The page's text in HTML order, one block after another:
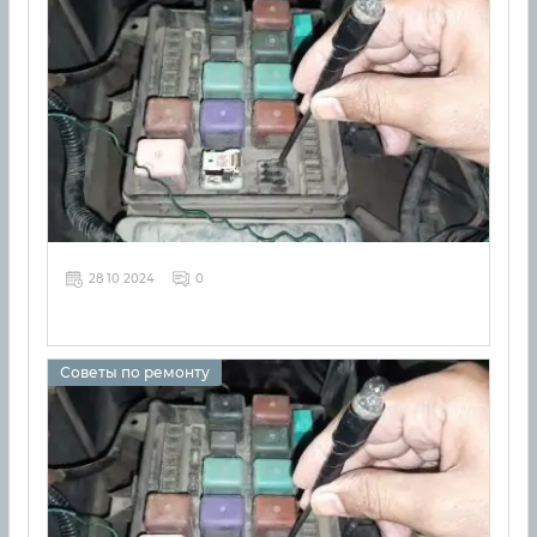
28 10 2024 0
Советы по ремонту